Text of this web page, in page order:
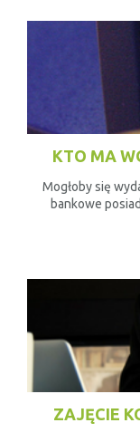
KTO MA
Mogłoby się
bankowe
ZAJĘCIE